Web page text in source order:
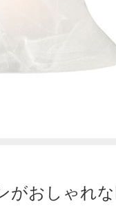
がおしゃれ